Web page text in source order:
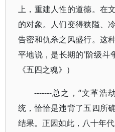
上，重建人性的道德。在
的对象。人们变得狭隘、
告密和仇杀之风盛行。这
平地说，是长期的'阶级斗
《五四之魂》）
-------总之，“文革浩
统，恰恰是违背了五四所
结果。正因如此，八十年